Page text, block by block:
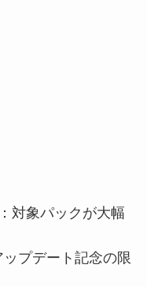
対象パックが大幅
プデート記念の限